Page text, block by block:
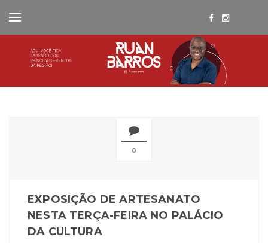
0
EXPOSIÇÃO DE ARTESANATO
NESTA TERÇA-FEIRA NO PALÁCIO
DA CULTURA